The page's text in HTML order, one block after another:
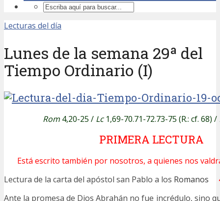
Lecturas del día
Lunes de la semana 29ª del
Tiempo Ordinario (I)
Rom4,20-25 / Lc1,69-70.71-72.73-75 (R.: cf. 68) /
PRIMERA LECTURA
Está escrito también por nosotros, a quienes nos
Lectura de la carta del apóstol san Pablo a los Romanos
Ante la promesa de Dios Abrahán no fue incrédulo, sino